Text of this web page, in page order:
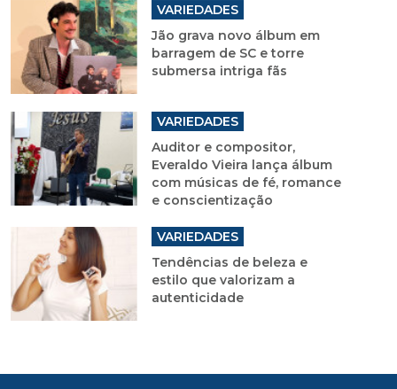
VARIEDADES
Jão grava novo álbum em
barragem de SC e torre
submersa intriga fãs
VARIEDADES
Auditor e compositor,
Everaldo Vieira lança álbum
com músicas de fé, romance
e conscientização
VARIEDADES
Tendências de beleza e
estilo que valorizam a
autenticidade